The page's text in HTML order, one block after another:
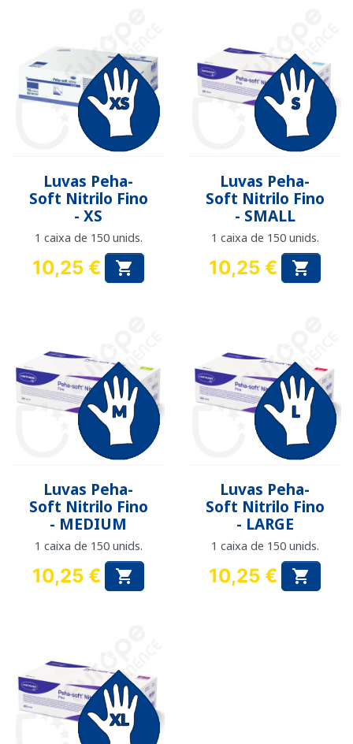
Luvas Peha-
Soft Nitrilo Fino
- XS
1 caixa de 150 unids.
Preço
10,25 € 
Luvas Peha-
Soft Nitrilo Fino
- SMALL
1 caixa de 150 unids.
Preço
10,25 € 
Luvas Peha-
Soft Nitrilo Fino
- MEDIUM
1 caixa de 150 unids.
Preço
10,25 € 
Luvas Peha-
Soft Nitrilo Fino
- LARGE
1 caixa de 150 unids.
Preço
10,25 € 